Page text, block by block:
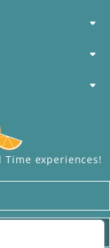
experiences!